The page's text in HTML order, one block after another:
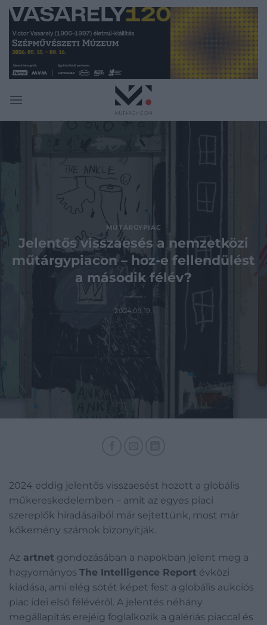
Skip
content
MŰTÁRGYPIAC
Jelentős visszaesés a nemzetközi
műtárgypiacon – hoz-e fellendülést
a második félév?
2024.09.19.
2024 eddig jelentős visszaesést hozott a globális
műkereskedelemben – amit az egyes piaci
szereplők híradásaiból már sejtettünk, most már
kőkemény számok bizonyítják.
Az artnet gondozásában a napokban jelent meg a
hagyományos The Intelligence Report évközi
kiadása, ami elég sötét képet fest a globális aukciós
piac idei első félévéről. A jelentés néhány
megállapítás erejéig foglalkozik a galériás piaccal és